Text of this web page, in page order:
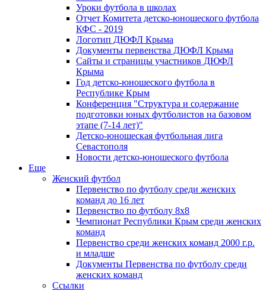
Уроки футбола в школах
Отчет Комитета детско-юношеского футбола
КФС - 2019
Логотип ДЮФЛ Крыма
Документы первенства ДЮФЛ Крыма
Сайты и страницы участников ДЮФЛ
Крыма
Год детско-юношеского футбола в
Республике Крым
Конференция "Структура и содержание
подготовки юных футболистов на базовом
этапе (7-14 лет)"
Детско-юношеская футбольная лига
Севастополя
Новости детско-юношеского футбола
Еще
Женский футбол
Первенство по футболу среди женских
команд до 16 лет
Первенство по футболу 8х8
Чемпионат Республики Крым среди женских
команд
Первенство среди женских команд 2000 г.р.
и младше
Документы Первенства по футболу среди
женских команд
Ссылки